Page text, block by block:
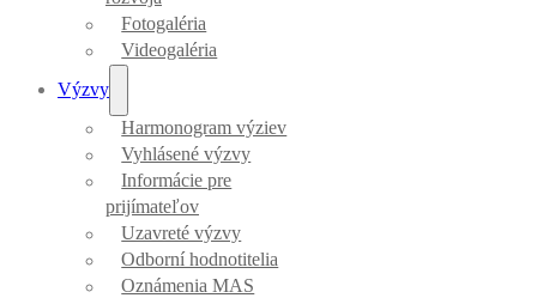
Fotogaléria
Videogaléria
Výzvy
Harmonogram výziev
Vyhlásené výzvy
Informácie pre
prijímateľov
Uzavreté výzvy
Odborní hodnotitelia
Oznámenia MAS